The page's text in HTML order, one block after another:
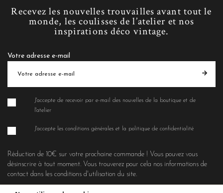
Recevez les nouvelles trouvailles avant tout le
monde, les coulisses de l’atelier et nos
inspirations déco vintage.
Votre adresse e-mail
J'accepte de recevoir par e-mail des nouvelles de la boutique et de
l'atelier
J'accepte les conditions générales et la politique de confidentialité
Réduction de 10€ sur votre prochaine commande ! Vous pouvez vous
désinscrire à tout moment. Vous trouverez pour cela nos informations de
contact dans les conditions d'utilisation du site.